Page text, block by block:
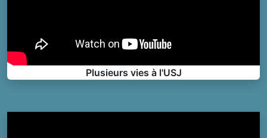
Plusieurs vies à l'USJ